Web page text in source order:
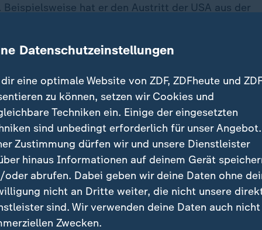
hat er den Austritt der USA aus der
der UNO angeordnet.
es auch um seine Pläne zur Beendigung der
in der Ukraine gehen. Am Rande der
mit dem ukrainischen Präsidenten Selenskyj
den Vertreterinnen und Vertretern der Welt? Wie
ZDFheute live überträgt live die Rede des
mit ZDF-Reporter David Sauer in Washington und
Marco Overhaus von der Stiftung
Nationen im Überblick
Datenschutzeinstellungen
eine optimale Website von ZDF, ZDFheute und
zu können, setzen wir Cookies und
Techniken ein. Einige der eingesetzten
sind unbedingt erforderlich für unser
Zustimmung dürfen wir und unsere Dienstleister
hinaus Informationen auf deinem Gerät
oder abrufen. Dabei geben wir deine Daten ohne
nicht an Dritte weiter, die nicht unsere
sind. Wir verwenden deine Daten auch nicht
Zwecken.